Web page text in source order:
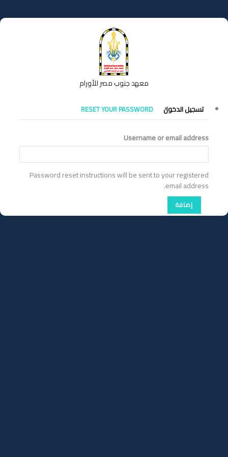
إلى
المحتوى
معهد جنوب مصر للأورام
التبويبات
الأساسية
تسجيل الدخول RESET YOUR PASSWORD
Username or email address
Password reset instructions will be sent to your registered
email address.